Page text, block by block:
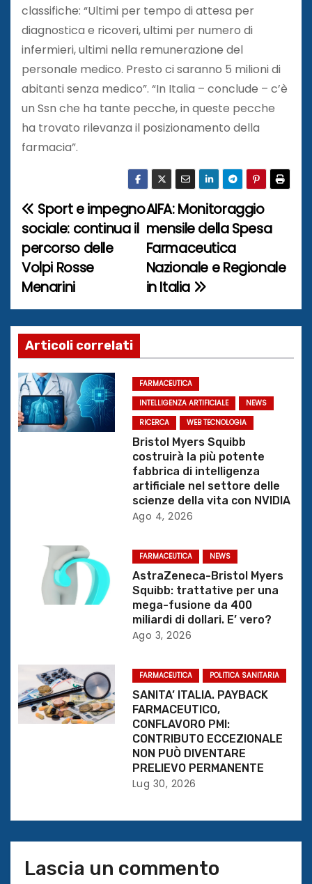
classifiche: “Ultimi per tempo di attesa per
diagnostica e ricoveri, ultimi per numero di
infermieri, ultimi nella remunerazione del
personale medico. Presto ci saranno 5 milioni di
abitanti senza medico”. “In Italia – conclude – c’è
un Ssn che ha tante pecche, in queste pecche
ha trovato rilevanza il posizionamento della
farmacia”.
N
a
v
i
g
a
z
i
o
l
AIFA: Monitoraggio
mensile della Spesa
Farmaceutica
Nazionale e Regionale
in Italia
Sport e impegno
sociale: continua il
percorso delle
Volpi Rosse
Menarini
Articoli correlati
FARMACEUTICA
INTELLIGENZA ARTIFICIALE
NEWS
RICERCA
WEB TECNOLOGIA
Bristol Myers Squibb
costruirà la più potente
fabbrica di intelligenza
artificiale nel settore delle
scienze della vita con NVIDIA
Ago 4, 2026
FARMACEUTICA NEWS
AstraZeneca-Bristol Myers
Squibb: trattative per una
mega-fusione da 400
miliardi di dollari. E’ vero?
Ago 3, 2026
FARMACEUTICA POLITICA SANITARIA
SANITA’ ITALIA. PAYBACK
FARMACEUTICO,
CONFLAVORO PMI:
CONTRIBUTO ECCEZIONALE
NON PUÒ DIVENTARE
PRELIEVO PERMANENTE
Lug 30, 2026
Lascia un commento